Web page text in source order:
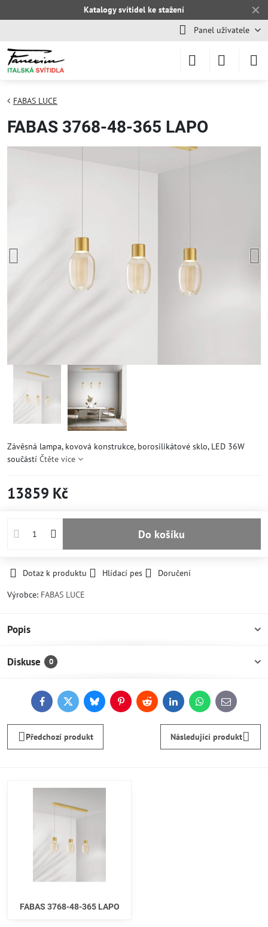
✕
Katalogy svítidel ke stažení
Panel uživatele
FABAS LUCE
FABAS 3768-48-365 LAPO
Závěsná lampa, kovová konstrukce, borosilikátové sklo, LED 36W
součástí Čtěte více
13859 Kč
Do košíku
Dotaz k produktu Hlídací pes
Doručení
Výrobce: FABAS LUCE
Popis
Diskuse 0
FacebookTwitterBlueskyPinterestReddit LinkedInWhatsApp
E-
mail
Předchozí produkt Následující produkt
FABAS 3768-48-365 LAPO